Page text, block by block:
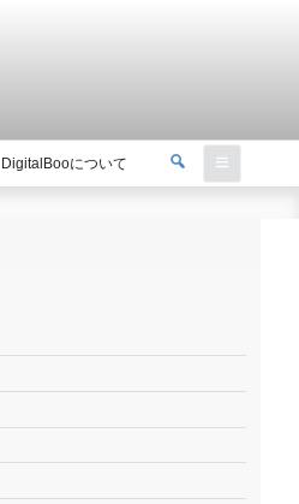
DigitalBooについて
検
検
索